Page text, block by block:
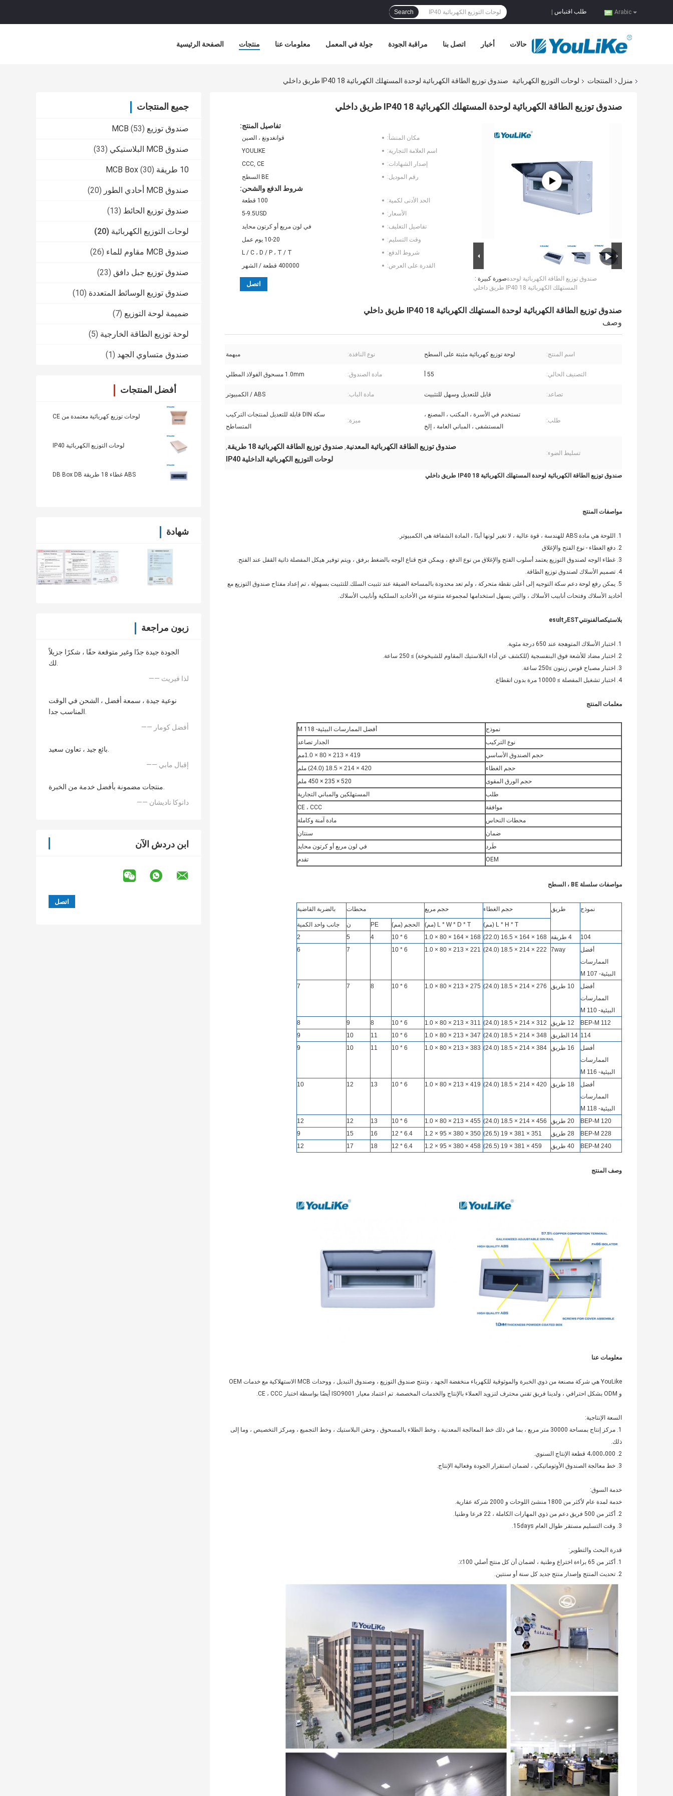
Arabic طلب اقتباس Search
الصفحة الرئيسية منتجات معلومات عنا جولة في المعمل مراقبة الجودة اتصل بنا أخبار حالات
منزل المنتجات لوحات التوزيع الكهربائية صندوق توزيع الطاقة الكهربائية لوحدة المستهلك الكهربائية IP40 18 طريق داخلي
جميع المنتجات
صندوق توزيع MCB (53)
صندوق MCB البلاستيكي (33)
10 طريقة MCB Box (30)
صندوق MCB أحادي الطور (20)
صندوق توزيع الحائط (13)
لوحات التوزيع الكهربائية (20)
صندوق MCB مقاوم للماء (26)
صندوق توزيع جبل دافق (23)
صندوق توزيع الوسائط المتعددة (10)
ضميمة لوحة التوزيع (7)
لوحة توزيع الطاقة الخارجية (5)
صندوق متساوي الجهد (1)
أفضل المنتجات
لوحات توزيع كهربائية معتمدة من CE
لوحات التوزيع الكهربائية IP40
ABS غطاء 18 طريقة DB Box DB
شهادة
زبون مراجعة
الجودة جيدة جدًا وغير متوقعة حقًا ، شكرًا جزيلاً
لك.
—— لذا فيريث
نوعية جيدة ، سمعة أفضل ، الشحن في الوقت
المناسب جدا.
—— أفضل كومار
بائع جيد ، تعاون سعيد.
—— إقبال مابي
منتجات مضمونة بأفضل خدمة من الخبرة.
—— دانوكا ناديشان
ابن دردش الآن
صندوق توزيع الطاقة الكهربائية لوحدة المستهلك الكهربائية IP40 18 طريق داخلي
صورة كبيرة :صندوق توزيع الطاقة الكهربائية لوحدة
المستهلك الكهربائية IP40 18 طريق داخلي
تفاصيل المنتج:
مكان المنشأ:
قوانغدونغ ، الصين
اسم العلامة التجارية:
YOULIKE
إصدار الشهادات:
CCC, CE
رقم الموديل:
BE السطح
شروط الدفع والشحن:
الحد الأدنى لكمية:
100 قطعة
الأسعار:
5-9.5USD
تفاصيل التغليف:
في لون مربع أو كرتون محايد
وقت التسليم:
10-20 يوم عمل
شروط الدفع:
L / C ، D / P ، T / T
القدرة على العرض:
400000 قطعة / الشهر
اتصل
صندوق توزيع الطاقة الكهربائية لوحدة المستهلك الكهربائية IP40 18 طريق داخلي
وصف
اسم المنتج: لوحة توزيع كهربائية مثبتة على السطح نوع النافذة: مبهمة
التصنيف الحالي: 55 أ مادة الصندوق: 1.0mm مسحوق الفولاذ المطلي
تصاعد: قابل للتعديل وسهل للتثبيت مادة الباب: ABS / الكمبيوتر
طلب:
تستخدم في الأسرة ، المكتب ، المصنع ،
المستشفى ، المباني العامة ، إلخ
ميزة:
سكة DIN قابلة للتعديل لمنتجات التركيب
المتساطح
تسليط الضوء:
صندوق توزيع الطاقة الكهربائية المعدنية, صندوق توزيع الطاقة الكهربائية 18 طريقة ,
لوحات التوزيع الكهربائية الداخلية IP40
صندوق توزيع الطاقة الكهربائية لوحدة المستهلك الكهربائية IP40 18 طريق داخلي
مواصفات المنتج
1. اللوحة هي مادة ABS للهندسة ، قوة عالية ، لا تغير لونها أبدًا ، المادة الشفافة هي الكمبيوتر.
2. دفع الغطاء - نوع الفتح والإغلاق
3. غطاء الوجه لصندوق التوزيع يعتمد أسلوب الفتح والإغلاق من نوع الدفع ، ويمكن فتح قناع الوجه بالضغط برفق ، ويتم توفير هيكل المفصلة ذاتية القفل عند الفتح.
4. تصميم الأسلاك لصندوق توزيع الطاقة.
5. يمكن رفع لوحة دعم سكة التوجيه إلى أعلى نقطة متحركة ، ولم تعد محدودة بالمساحة الضيقة عند تثبيت السلك.للتثبيت بسهولة ، تم إعداد مفتاح صندوق التوزيع مع
أخاديد الأسلاك وفتحات أنابيب الأسلاك ، والتي يسهل استخدامها لمجموعة متنوعة من الأخاديد السلكية وأنابيب الأسلاك.
بلاستيكصالفنونتيESTر esult
1. اختبار الأسلاك المتوهجة عند 650 درجة مئوية.
2. اختبار مضاد للأشعة فوق البنفسجية (للكشف عن أداء البلاستيك المقاوم للشيخوخة) ≥ 250 ساعة.
3. اختبار مصباح قوس زينون ≥250 ساعة.
4. اختبار تشغيل المفصلة ≥ 10000 مرة بدون انقطاع.
معلمات المنتج
نموذج
أفضل الممارسات البيئية- M 118
نوع التركيب
الجدار تصاعد
حجم الصندوق الأساسي
419 × 213 × 80 × 1.0
مم
حجم الغطاء
420 × 214 × 18.5 (24.0) ملم
حجم الورق المقوى
520 × 235 × 450 ملم
طلب
المستهلكين والمباني التجارية
موافقة
CE ، CCC
محطات النحاس
مادة آمنة وكاملة
ضمان
سنتان
طَرد
في لون مربع أو كرتون محايد
OEM
تقدم
مواصفات سلسلة BE ، السطح
نموذج طريق حجم الغطاء حجم مربع محطات بالضربة القاضية
L * H * T (مم) L * W * D * T (مم) الحجم (مم) PE ن
جانب واحد الكمية
104
4 طريقة 168 × 164 × 16.5 (22.0)
168 × 164 × 80 × 1.0
6 * 10
4
5
2
أفضل
الممارسات
البيئية- M 107
7way
222 × 214 × 18.5 (24.0)
221 × 213 × 80 × 1.0
6 * 10
7
6
أفضل
الممارسات
البيئية- M 110
10 طريق 276 × 214 × 18.5 (24.0)
275 × 213 × 80 × 1.0
6 * 10
8
7
7
BEP-M 112 12 طريق 312 × 214 × 18.5 (24.0)
311 × 213 × 80 × 1.0
6 * 10
8
9
8
114 14 الطريق 348 × 214 × 18.5 (24.0)
347 × 213 × 80 × 1.0
6 * 10
11
10
9
أفضل
الممارسات
البيئية- M 116
16 طريق 384 × 214 × 18.5 (24.0)
383 × 213 × 80 × 1.0
6 * 10
11
10
9
أفضل
الممارسات
البيئية- M 118
18 طريق 420 × 214 × 18.5 (24.0)
419 × 213 × 80 × 1.0
6 * 10
13
12
10
BEP-M 120 20 طريق 456 × 214 × 18.5 (24.0)
455 × 213 × 80 × 1.0
6 * 10
13
12
12
BEP-M 228
28 طريق 351 × 381 × 19 (26.5)
350 × 380 × 95 × 1.2
6.4 * 12
16
15
9
BEP-M 240
40 طريق 459 × 381 × 19 (26.5)
458 × 380 × 95 × 1.2
6.4 * 12
18
17
12
وصف المنتج
معلومات عنا
YouLike هي شركة مصنعة من ذوي الخبرة والموثوقية للكهرباء منخفضة الجهد ، وتنتج صندوق التوزيع ، وصندوق التبديل ، ووحدات MCB الاستهلاكية مع خدمات OEM
و ODM بشكل احترافي ، ولدينا فريق تقني محترف لتزويد العملاء بالإنتاج والخدمات المخصصة. تم اعتماد معيار ISO9001 أيضًا بواسطة اختبار CE ، CCC.
السعة الإنتاجية:
1. مركز إنتاج بمساحة 30000 متر مربع ، بما في ذلك خط المعالجة المعدنية ، وخط الطلاء بالمسحوق ، وحقن البلاستيك ، وخط التجميع ، ومركز التخصيص ، وما إلى
ذلك.
2. 4،000،000 قطعة الإنتاج السنوي.
3. خط معالجة الصندوق الأوتوماتيكي ، لضمان استقرار الجودة وفعالية الإنتاج.
خدمة السوق:
خدمة لمدة عام لأكثر من 1800 منشئ اللوحات و 2000 شركة عقارية.
2. أكثر من 500 فريق دعم من ذوي المهارات الكاملة ، 22 فرعا وطنيا.
3. وقت التسليم مستقر طوال العام 15days.
قدرة البحث والتطوير:
1. أكثر من 65 براءة اختراع وطنية ، لضمان أن كل منتج أصلي 100٪.
2. تحديث المنتج وإصدار منتج جديد كل سنة أو سنتين.